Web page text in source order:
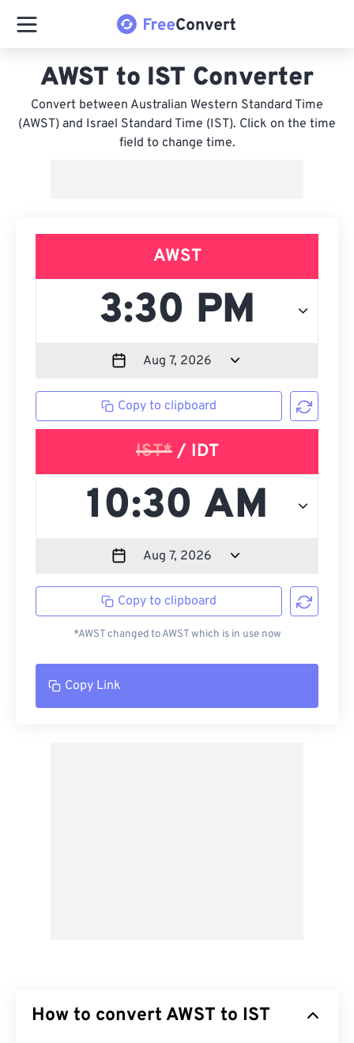
AWST to IST Converter
Convert between Australian Western Standard Time
(AWST) and Israel Standard Time (IST). Click on the time
field to change time.
AWST
Copy to clipboard
IST*/ IDT
Copy to clipboard
*AWST changed to AWST which is in use now
Copy Link
How to convert AWST to IST